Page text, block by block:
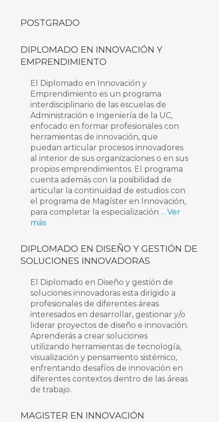
POSTGRADO
DIPLOMADO EN INNOVACIÓN Y
EMPRENDIMIENTO
El Diplomado en Innovación y
Emprendimiento es un programa
interdisciplinario de las escuelas de
Administración e Ingeniería de la UC,
enfocado en formar profesionales con
herramientas de innovación, que
puedan articular procesos innovadores
al interior de sus organizaciones o en sus
propios emprendimientos. El programa
cuenta además con la posibilidad de
articular la continuidad de estudios con
el programa de Magíster en Innovación,
para completar la especialización ... Ver
más
DIPLOMADO EN DISEÑO Y GESTIÓN DE
SOLUCIONES INNOVADORAS
El Diplomado en Diseño y gestión de
soluciones innovadoras esta dirigido a
profesionales de diferentes áreas
interesados en desarrollar, gestionar y/o
liderar proyectos de diseño e innovación.
Aprenderás a crear soluciones
utilizando herramientas de tecnología,
visualización y pensamiento sistémico,
enfrentando desafíos de innovación en
diferentes contextos dentro de las áreas
de trabajo.
MAGISTER EN INNOVACIÓN